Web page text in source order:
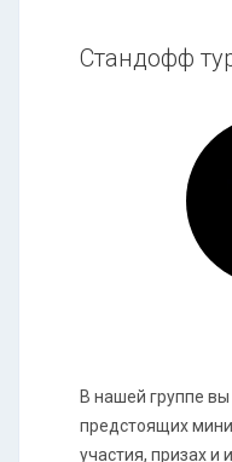
Стандофф
В нашей группе
предстоящих
участия, призах и